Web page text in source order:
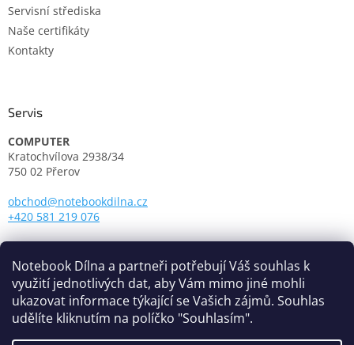
Notebook Dílna a partneři potřebují Váš souhlas k
využití jednotlivých dat, aby Vám mimo jiné mohli
ukazovat informace týkající se Vašich zájmů. Souhlas
udělíte kliknutím na políčko "Souhlasím".
Servisní střediska
Naše certifikáty
Kontakty
Servis
COMPUTER
Kratochvílova 2938/34
750 02 Přerov
obchod@notebookdilna.cz
+420 581 219 076
Otevírací doba:
Pondělí - Pátek: 9.00 - 17.00